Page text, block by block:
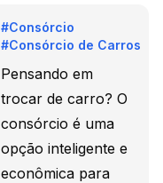
#Consórcio
#Consórcio de Carros
Pensando em
trocar de carro? O
consórcio é uma
opção inteligente e
econômica para